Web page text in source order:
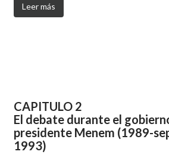
Leer más
CAPITULO 2
El debate durante el
presidente Menem (1989-
1993)